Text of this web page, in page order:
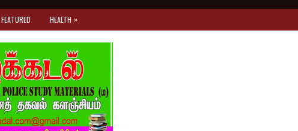
FEATURED HEALTH »